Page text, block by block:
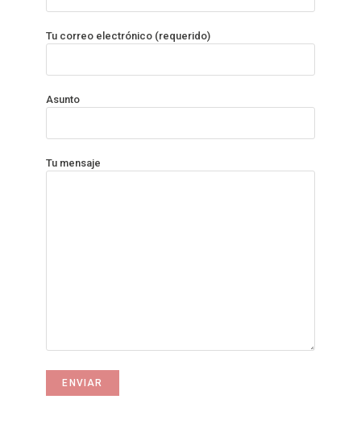
Tu correo electrónico (requerido)
Asunto
Tu mensaje